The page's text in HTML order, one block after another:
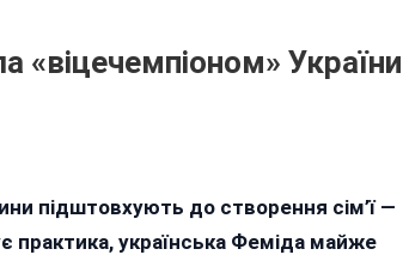
«віцечемпіоном» України
підштовхують до створення сім’ї —
практика, українська Феміда майже